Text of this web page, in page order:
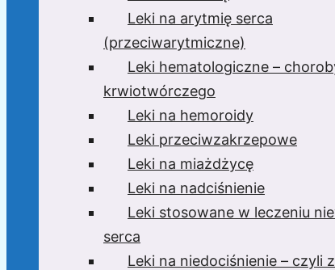
Leki na arytmię serca
(przeciwarytmiczne)
Leki hematologiczne –
krwiotwórczego
Leki na hemoroidy
Leki przeciwzakrzepowe
Leki na miażdżycę
Leki na nadciśnienie
Leki stosowane w leczeniu
serca
Leki na niedociśnienie – czyli